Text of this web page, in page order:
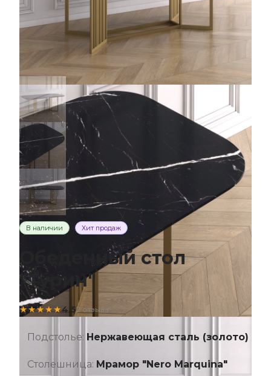
В наличии Хит продаж
Обеденный стол
"Турин"
★★★★★4.52 отзыва
Подстолье: Нержавеющая сталь (золото)
Столешница: Мрамор "Nero Marquina"